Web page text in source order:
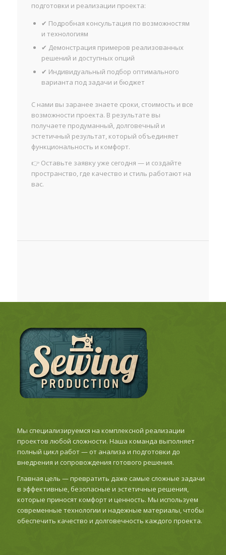
подготовки и реализации проекта:
✔ Подробная консультация по возможностям
и технологиям
✔ Демонстрация примеров реализованных
решений и доступных опций
✔ Индивидуальный подбор оптимального
варианта под задачи и бюджет
С нами вы заранее знаете сроки, стоимость и все
возможности проекта. В результате вы
получаете продуманный, долговечный и
эстетичный результат, который объединяет
функциональность и комфорт.
👉 Оставьте заявку уже сегодня — и создайте
пространство, где качество и стиль работают на
вас.
Мы специализируемся на комплексной реализации
проектов любой сложности. Наша команда выполняет
полный цикл работ — от анализа и подготовки до
внедрения и сопровождения готового решения.
Главная цель — превратить даже самые сложные задачи
в эффективные, безопасные и эстетичные решения,
которые приносят комфорт и ценность. Мы используем
современные технологии и надежные материалы, чтобы
обеспечить качество и долговечность каждого проекта.